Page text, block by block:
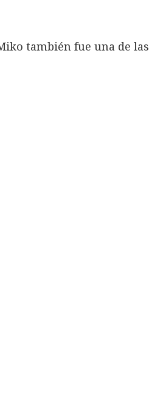
también fue una de las